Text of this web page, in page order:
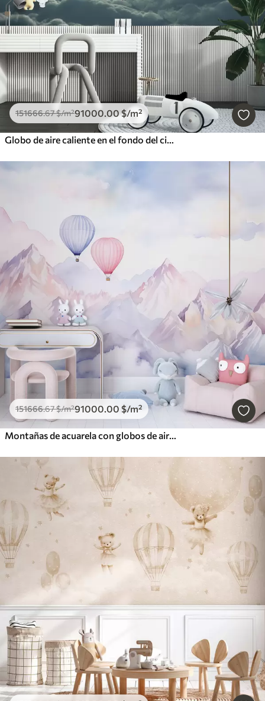
151666.67$/m²91000.00$/m²
Globo de aire caliente en el fondo del cielo nocturno
151666.67$/m²91000.00 $/m²
Montañas de acuarela con globos de aire, etéreo